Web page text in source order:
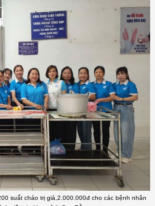
suất cháo trị giá,2.000.000đ cho các bệnh nhân